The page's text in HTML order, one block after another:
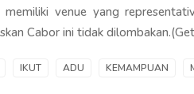
memiliki venue yang
Cabor ini tidak
IKUT ADU KEMAMPUAN